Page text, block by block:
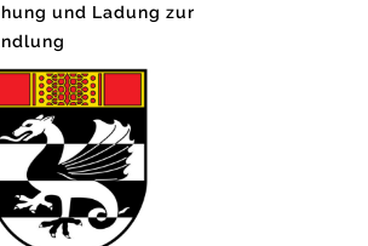
und Ladung zur